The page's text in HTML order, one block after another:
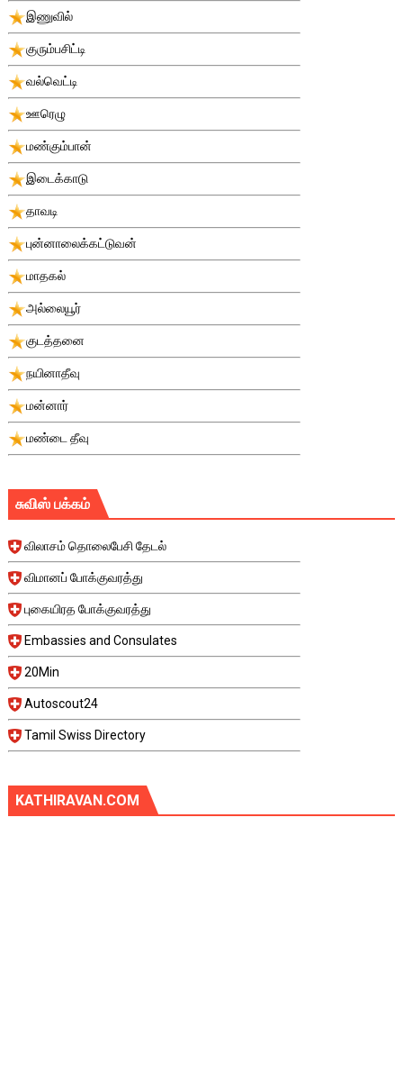
இணுவில்
குரும்பசிட்டி
வல்வெட்டி
ஊரெழு
மண்கும்பான்
இடைக்காடு
தாவடி
புன்னாலைக்கட்டுவன்
மாதகல்
அல்லையூர்
குடத்தனை
நயினாதீவு
மன்னார்
மண்டை தீவு
சுவிஸ் பக்கம்
விலாசம் தொலைபேசி தேடல்
விமானப் போக்குவரத்து
புகையிரத போக்குவரத்து
Embassies and Consulates
20Min
Autoscout24
Tamil Swiss Directory
KATHIRAVAN.COM